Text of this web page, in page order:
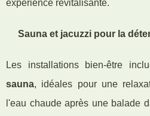
expérience revitalisante.
Sauna et jacuzzi pour la
Les installations bien-être
sauna, idéales pour une
l'eau chaude après une balade